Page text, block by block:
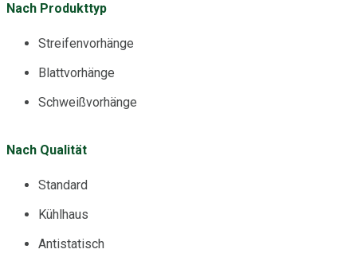
Nach Produkttyp
Streifenvorhänge
Blattvorhänge
Schweißvorhänge
Nach Qualität
Standard
Kühlhaus
Antistatisch